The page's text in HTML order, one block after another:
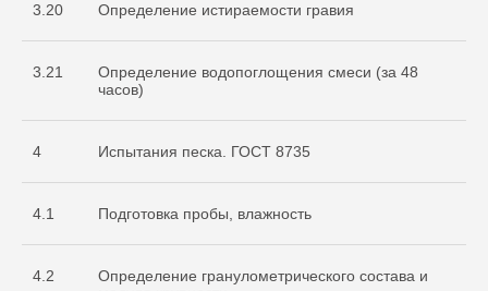
3.20 Определение истираемости гравия
3.21
Определение водопоглощения смеси (за 48
часов)
4 Испытания песка. ГОСТ 8735
4.1 Подготовка пробы, влажность
4.2
Определение гранулометрического состава и